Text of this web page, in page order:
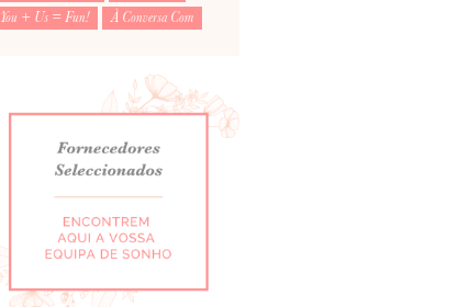
You + Us = Fun!
À Conversa Com